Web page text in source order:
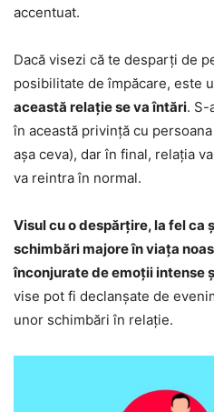
accentuat.
Dacă visezi că te desparți de
posibilitate de împăcare, este
această relație se va întări. S-
în această privință cu
așa ceva), dar în final, relația
va reintra în normal.
Visul cu o despărțire, la fel ca
schimbări majore în viața
înconjurate de emoții intense
vise pot fi declanșate de
unor schimbări în relație.